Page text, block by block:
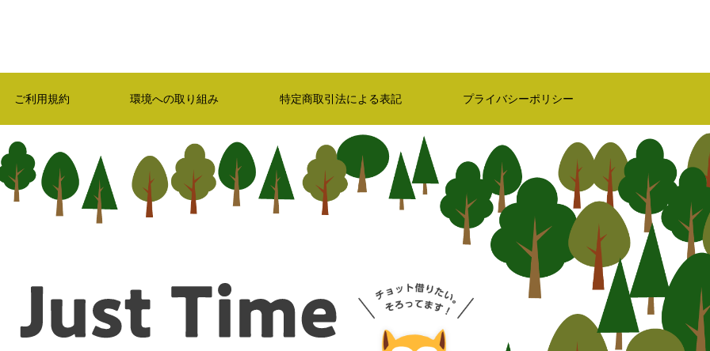
ご利用規約 環境への取り組み 特定商取引法による表記 プライバシーポリシー